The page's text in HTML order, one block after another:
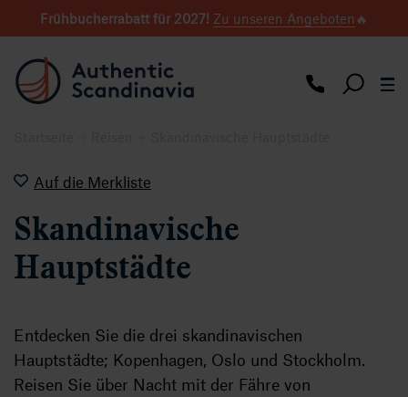
Frühbucherrabatt für 2027! Zu unseren Angeboten 🔥
Auf die Merkliste
Skandinavische
Hauptstädte
Entdecken Sie die drei skandinavischen
Hauptstädte; Kopenhagen, Oslo und Stockholm.
Reisen Sie über Nacht mit der Fähre von